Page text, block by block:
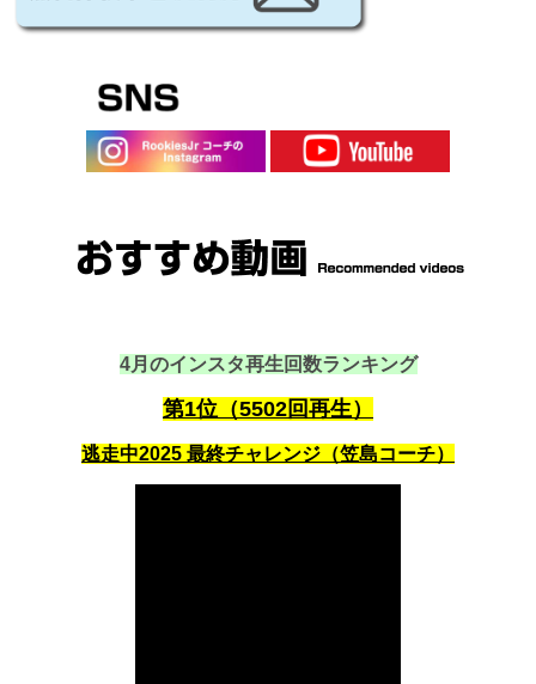
4月のインスタ再生回数ランキング
第1位（5502回再生）
逃走中2025 最終チャレンジ（笠島コーチ）